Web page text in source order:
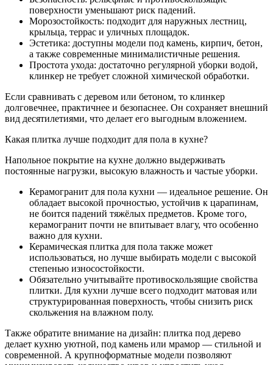
поверхности уменьшают риск падений.
Морозостойкость: подходит для наружных лестниц,
крыльца, террас и уличных площадок.
Эстетика: доступны модели под камень, кирпич, бетон,
а также современные минималистичные решения.
Простота ухода: достаточно регулярной уборки водой,
клинкер не требует сложной химической обработки.
Если сравнивать с деревом или бетоном, то клинкер
долговечнее, практичнее и безопаснее. Он сохраняет внешний
вид десятилетиями, что делает его выгодным вложением.
Какая плитка лучше подходит для пола в кухне?
Напольное покрытие на кухне должно выдерживать
постоянные нагрузки, высокую влажность и частые уборки.
Керамогранит для пола кухни — идеальное решение. Он
обладает высокой прочностью, устойчив к царапинам,
не боится падений тяжёлых предметов. Кроме того,
керамогранит почти не впитывает влагу, что особенно
важно для кухни.
Керамическая плитка для пола также может
использоваться, но лучше выбирать модели с высокой
степенью износостойкости.
Обязательно учитывайте противоскользящие свойства
плитки. Для кухни лучше всего подходит матовая или
структурированная поверхность, чтобы снизить риск
скольжения на влажном полу.
Также обратите внимание на дизайн: плитка под дерево
делает кухню уютной, под камень или мрамор — стильной и
современной. А крупноформатные модели позволяют